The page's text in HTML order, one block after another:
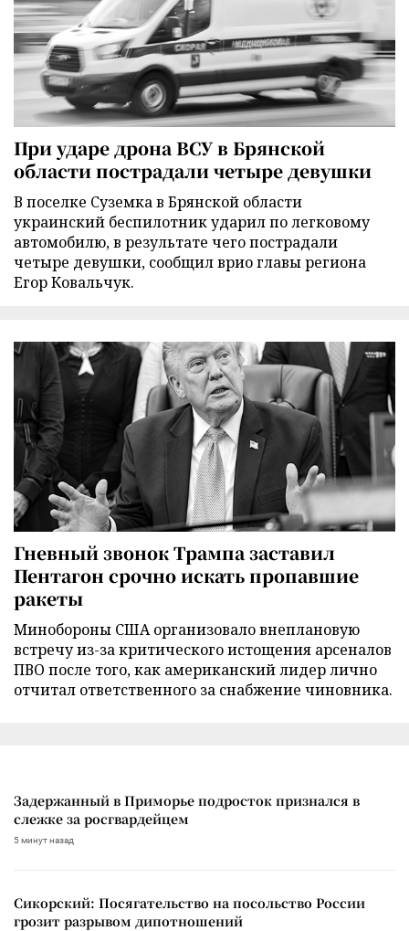
При ударе дрона ВСУ в Брянской
области пострадали четыре девушки
В поселке Суземка в Брянской области
украинский беспилотник ударил по легковому
автомобилю, в результате чего пострадали
четыре девушки, сообщил врио главы региона
Егор Ковальчук.
Гневный звонок Трампа заставил
Пентагон срочно искать пропавшие
ракеты
Минобороны США организовало внеплановую
встречу из-за критического истощения арсеналов
ПВО после того, как американский лидер лично
отчитал ответственного за снабжение чиновника.
Задержанный в Приморье подросток признался в
слежке за росгвардейцем
5 минут назад
Сикорский: Посягательство на посольство России
грозит разрывом дипотношений